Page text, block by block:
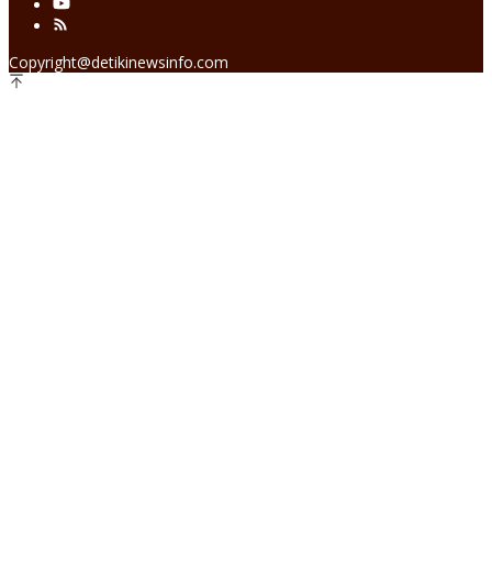
Copyright@detikinewsinfo.com